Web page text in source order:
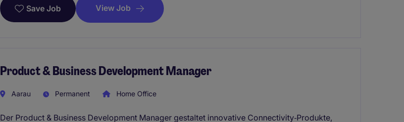
Save Job View Job
Product & Business Development Manager
Aarau Permanent Home Office
Der Product & Business Development Manager gestaltet innovative Connectivity‑Produkte,